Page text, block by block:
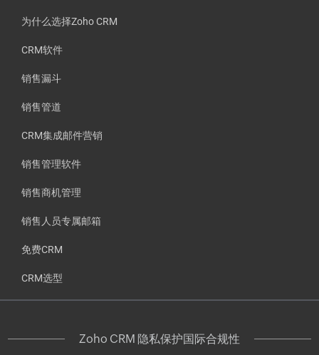
为什么选择Zoho CRM
CRM软件
销售漏斗
销售管道
CRM集成邮件营销
销售管理软件
销售商机管理
销售人员专属邮箱
免费CRM
CRM选型
Zoho CRM 隐私保护国际合规性